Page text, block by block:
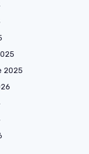
2025